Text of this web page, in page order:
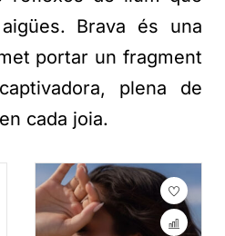
Brava és una
portar un fragment
plena de
cada joia.